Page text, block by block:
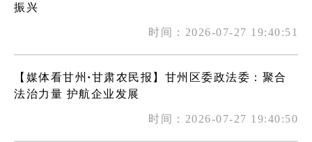
振兴
时间：2026-07-27 19:40:51
【媒体看甘州·甘肃农民报】甘州区委政法委：聚合
法治力量 护航企业发展
时间：2026-07-27 19:40:50